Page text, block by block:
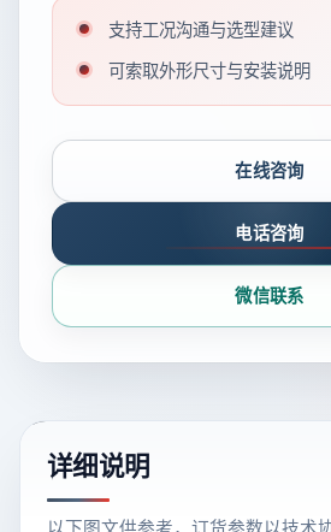
支持工况沟通与选型建议
可索取外形尺寸与安装说明
在线咨询
电话咨询
微信联系
详细说明